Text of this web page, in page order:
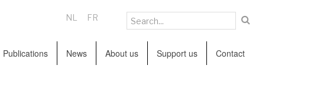
Publications News About us Support us Contact
NL FR